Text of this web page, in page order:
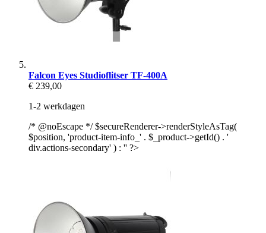
Falcon Eyes Studioflitser TF-400A
€ 239,00
1-2 werkdagen
/* @noEscape */ $secureRenderer->renderStyleAsTag(
$position, 'product-item-info_' . $_product->getId() . '
div.actions-secondary' ) : '' ?>